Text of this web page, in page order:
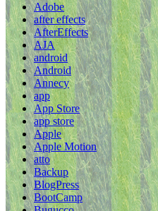
Adobe
after effects
AfterEffects
AJA
android
Android
Annecy
app
App Store
app store
Apple
Apple Motion
atto
Backup
BlogPress
BootCamp